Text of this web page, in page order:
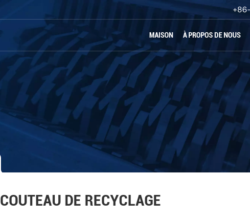
MAISON À PROPOS DE NOUS
COUTEAU DE RECYCLAGE